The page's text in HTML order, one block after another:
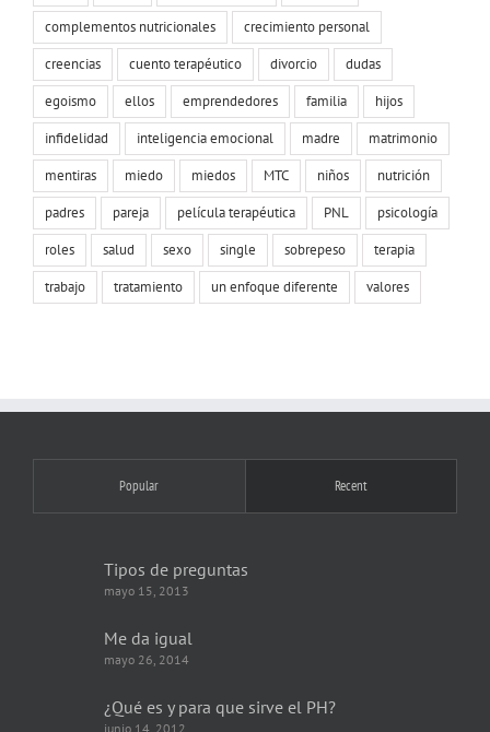
complementos nutricionales
crecimiento personal
creencias
cuento terapéutico divorcio
dudas
egoismo
ellos emprendedores familia
hijos
infidelidad
inteligencia emocional madre
matrimonio
mentiras
miedo miedos MTC niños
nutrición
padres
pareja película terapéutica PNL
psicología
roles
salud sexo single sobrepeso
terapia
trabajo
tratamiento un enfoque diferente valores
Popular Recent
Tipos de preguntas
mayo 15, 2013
Me da igual
mayo 26, 2014
¿Qué es y para que sirve el PH?
junio 14, 2012